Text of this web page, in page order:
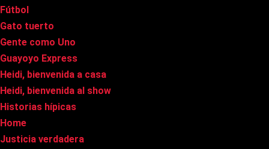
Fútbol
Gato tuerto
Gente como Uno
Guayoyo Express
Heidi, bienvenida a casa
Heidi, bienvenida al show
Historias hípicas
Home
Justicia verdadera